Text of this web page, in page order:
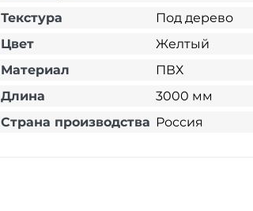
Текстура
Под дерево
Цвет
Желтый
Материал
ПВХ
Длина
3000 мм
Страна производства Россия